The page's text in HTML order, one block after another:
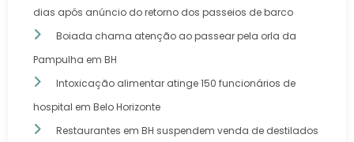
dias após anúncio do retorno dos passeios de barco
Boiada chama atenção ao passear pela orla da
Pampulha em BH
Intoxicação alimentar atinge 150 funcionários de
hospital em Belo Horizonte
Restaurantes em BH suspendem venda de destilados